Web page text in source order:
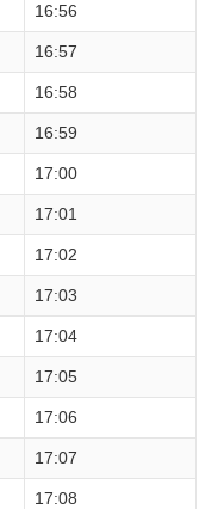
16:56
16:57
16:58
16:59
17:00
17:01
17:02
17:03
17:04
17:05
17:06
17:07
17:08